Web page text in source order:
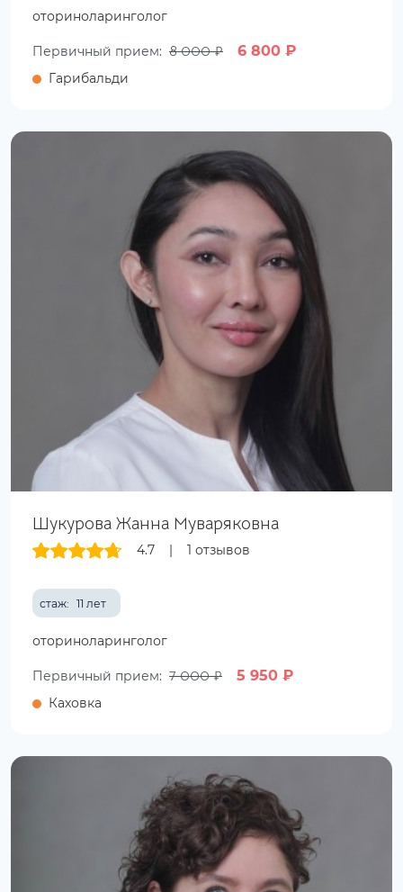
оториноларинголог
Первичный прием: 8 000 ₽ 6 800 ₽
Гарибальди
Шукурова Жанна Муваряковна
4.7 1 отзывов
стаж: 11 лет
оториноларинголог
Первичный прием: 7 000 ₽ 5 950 ₽
Каховка